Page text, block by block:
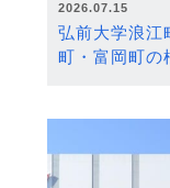
2026.07.15
弘前大学浪
町・富岡町の